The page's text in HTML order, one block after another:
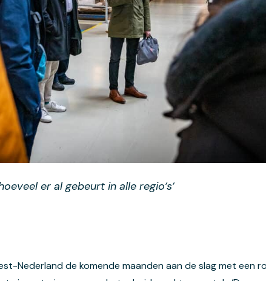
er al gebeurt in alle regio’s’
Nederland de komende maanden aan de slag met een